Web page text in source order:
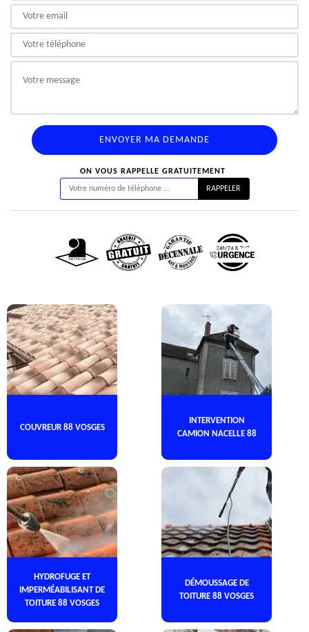
ON VOUS RAPPELLE GRATUITEMENT
COUVREUR 88 VOSGES
INTERVENTION
CAMION NACELLE 88
HYDROFUGE ET
IMPERMÉABILISANT DE
TOITURE 88 VOSGES
DÉMOUSSAGE DE
TOITURE 88 VOSGES